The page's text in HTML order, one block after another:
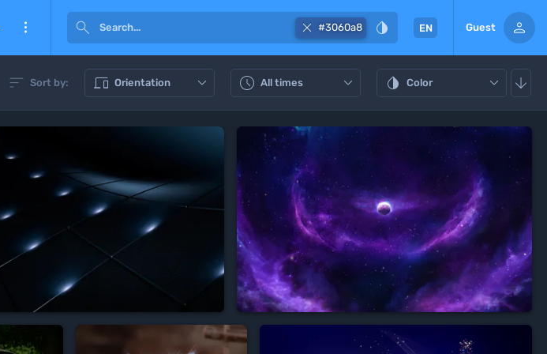
  
 #3060a8 EN Guest 
 Sort by:  Orientation   All times   Color  

